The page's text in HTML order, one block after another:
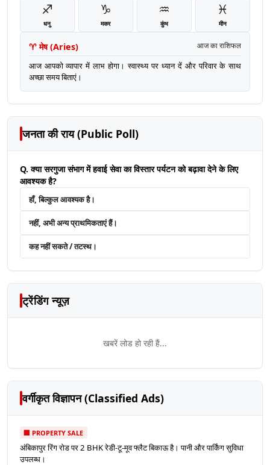
♐
धनु
♑
मकर
♒
कुंभ
♓
मीन
♈ मेष(Aries) आज का राशिफल
आज आपको व्यापार में लाभ होगा। स्वास्थ्य पर ध्यान दें और परिवार के साथ
अच्छा समय बिताएं।
जनता की राय (Public Poll)
Q. क्या सरगुजा संभाग में हवाई सेवा का विस्तार पर्यटन को बढ़ावा देने के लिए
आवश्यक है?
हाँ, बिल्कुल आवश्यक है।
नहीं, अभी अन्य प्राथमिकताएं हैं।
कह नहीं सकते / तटस्थ।
ट्रेंडिंग न्यूज़
खबरें लोड हो रही हैं...
वर्गीकृत विज्ञापन (Classified Ads)
🏢 PROPERTY SALE
अंबिकापुर रिंग रोड पर 2 BHK रेडी-टू-मूव फ्लैट बिकाऊ है। पानी और पार्किंग सुविधा
उपलब्ध।